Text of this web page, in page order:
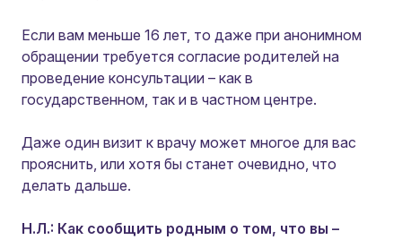
Если вам меньше 16 лет, то даже при анонимном
обращении требуется согласие родителей на
проведение консультации – как в
государственном, так и в частном центре.
Даже один визит к врачу может многое для вас
прояснить, или хотя бы станет очевидно, что
делать дальше.
Н.Л.: Как сообщить родным о том, что вы –